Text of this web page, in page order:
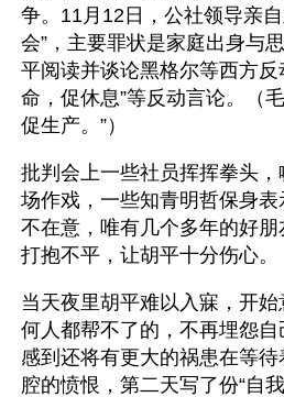
争。11月12日，公社领导亲
会”，主要罪状是家庭出身与
平阅读并谈论黑格尔等西方反
命，促休息”等反动言论。（
促生产。”）
批判会上一些社员挥挥拳头
场作戏，一些知青明哲保身
不在意，唯有几个多年的好
打抱不平，让胡平十分伤心。
当天夜里胡平难以入寐，开
何人都帮不了的，不再埋怨
感到还将有更大的祸患在等
腔的愤恨，第二天写了份“自